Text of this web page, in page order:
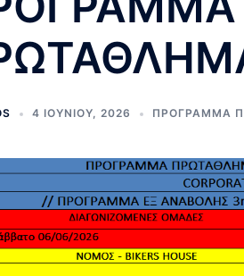
4 ΙΟΥΝΊΟΥ, 2026 ΠΡΟΓΡΑΜΜΑ